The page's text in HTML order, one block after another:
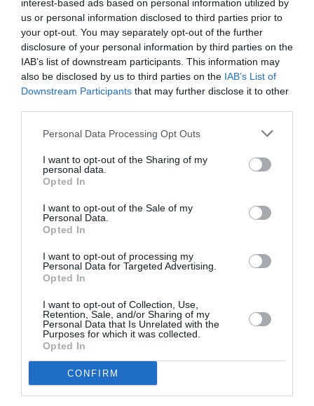
interest-based ads based on personal information utilized by
us or personal information disclosed to third parties prior to
your opt-out. You may separately opt-out of the further
disclosure of your personal information by third parties on the
IAB’s list of downstream participants. This information may
also be disclosed by us to third parties on the IAB’s List of
Downstream Participants that may further disclose it to other
Personal Data Processing Opt Outs
I want to opt-out of the Sharing of my
personal data.
Opted In
I want to opt-out of the Sale of my
Personal Data.
Opted In
I want to opt-out of processing my
Personal Data for Targeted Advertising.
Opted In
I want to opt-out of Collection, Use,
Retention, Sale, and/or Sharing of my
Personal Data that Is Unrelated with the
Purposes for which it was collected.
Opted In
CONFIRM
Airbus A320neo et A350 : un défaut latent de bouton
incendie peut provoquer l’arrêt d’un moteur
Thaïlandea commenté l'article :
Il s’est masturbé sur une passagère endormie : trois ans
Heathrow Londres
LIRE AUSSI
L’AÉROPORT DE
OBTIENT LE FEU VERT
DÉFINITIF...